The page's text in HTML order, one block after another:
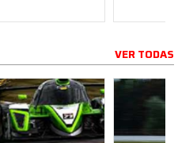
VER TODAS